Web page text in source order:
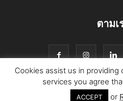
ตามเ
© Copyright
Cookies assist us in providing
services you agree
ACCEPT or